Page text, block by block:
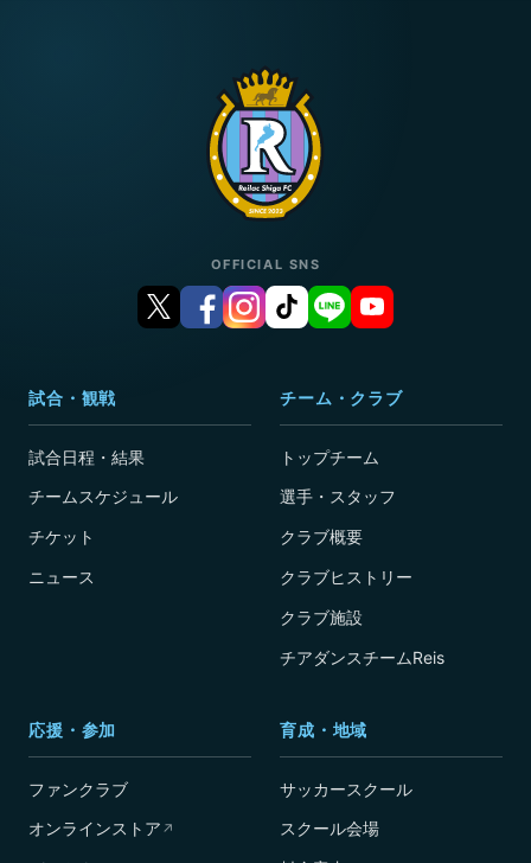
OFFICIAL SNS
試合・観戦
試合日程・結果
チームスケジュール
チケット
ニュース
チーム・クラブ
トップチーム
選手・スタッフ
クラブ概要
クラブヒストリー
クラブ施設
チアダンスチームReis
応援・参加
ファンクラブ
オンラインストア ↗
育成・地域
サッカースクール
スクール会場